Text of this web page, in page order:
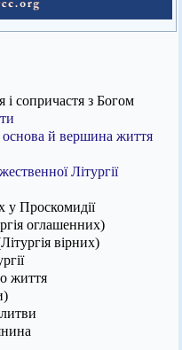
і сопричастя з Богом
основа й вершина життя
Літургії
у Проскомидії
оглашенних)
вірних)
життя